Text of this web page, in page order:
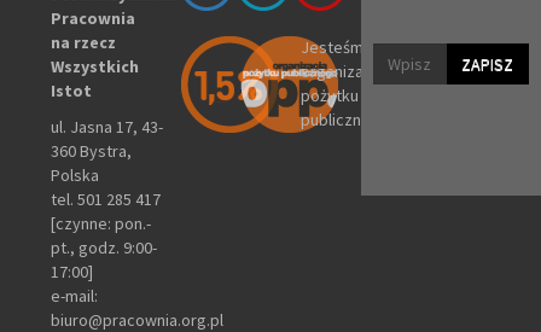
Pracownia
na rzecz
Wszystkich
Istot
ul. Jasna 17, 43-
360 Bystra,
Polska
tel. 501 285 417
[czynne: pon.-
pt., godz. 9:00-
17:00]
e-mail:
biuro@pracownia.org.pl
Jesteśmy
organizacją
pożytku
publicznego
ZAPISZ